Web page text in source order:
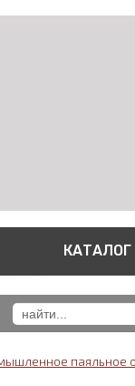
КАТАЛОГ
паяльное